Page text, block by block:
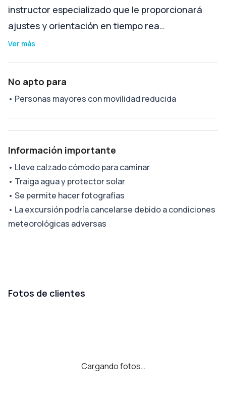
instructor especializado que le proporcionará
ajustes y orientación en tiempo rea…
Ver más
No apto para
• Personas mayores con movilidad reducida
Información importante
• Lleve calzado cómodo para caminar
• Traiga agua y protector solar
• Se permite hacer fotografías
• La excursión podría cancelarse debido a condiciones
meteorológicas adversas
Fotos de clientes
Cargando fotos…